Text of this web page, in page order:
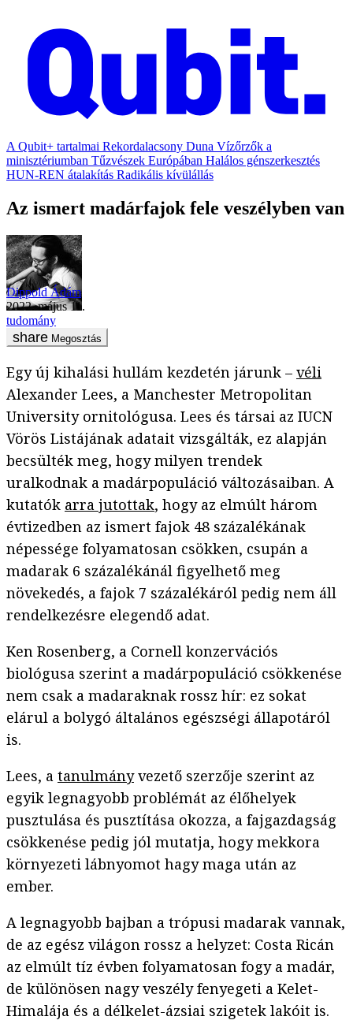
A Qubit+ tartalmai Rekordalacsony Duna Vízőrzők a
minisztériumban Tűzvészek Európában Halálos génszerkesztés
HUN-REN átalakítás Radikális kívülállás
Az ismert madárfajok fele veszélyben van
Dippold Ádám
2022. május 11.
tudomány
Megosztás
Egy új kihalási hullám kezdetén járunk – véli
Alexander Lees, a Manchester Metropolitan
University ornitológusa. Lees és társai az IUCN
Vörös Listájának adatait vizsgálták, ez alapján
becsülték meg, hogy milyen trendek
uralkodnak a madárpopuláció változásaiban. A
kutatók arra jutottak, hogy az elmúlt három
évtizedben az ismert fajok 48 százalékának
népessége folyamatosan csökken, csupán a
madarak 6 százalékánál figyelhető meg
növekedés, a fajok 7 százalékáról pedig nem áll
rendelkezésre elegendő adat.
Ken Rosenberg, a Cornell konzervációs
biológusa szerint a madárpopuláció csökkenése
nem csak a madaraknak rossz hír: ez sokat
elárul a bolygó általános egészségi állapotáról
is.
Lees, a tanulmányvezető szerzője szerint az
egyik legnagyobb problémát az élőhelyek
pusztulása és pusztítása okozza, a fajgazdagság
csökkenése pedig jól mutatja, hogy mekkora
környezeti lábnyomot hagy maga után az
ember.
A legnagyobb bajban a trópusi madarak vannak,
de az egész világon rossz a helyzet: Costa Ricán
az elmúlt tíz évben folyamatosan fogy a madár,
de különösen nagy veszély fenyegeti a Kelet-
Himalája és a délkelet-ázsiai szigetek lakóit is.